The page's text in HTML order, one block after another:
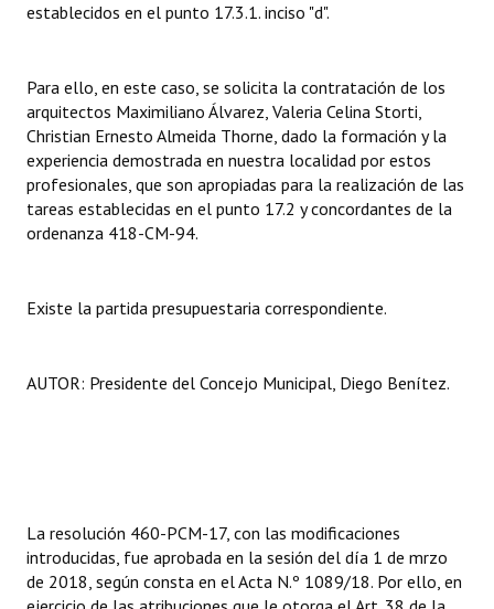
establecidos en el punto 17.3.1. inciso "d".
Para ello, en este caso, se solicita la contratación de los
arquitectos Maximiliano Álvarez, Valeria Celina Storti,
Christian Ernesto Almeida Thorne, dado la formación y la
experiencia demostrada en nuestra localidad por estos
profesionales, que son apropiadas para la realización de las
tareas establecidas en el punto 17.2 y concordantes de la
ordenanza 418-CM-94.
Existe la partida presupuestaria correspondiente.
AUTOR: Presidente del Concejo Municipal, Diego Benítez.
La resolución 460-PCM-17, con las modificaciones
introducidas, fue aprobada en la sesión del día 1 de mrzo
de 2018, según consta en el Acta N.º 1089/18. Por ello, en